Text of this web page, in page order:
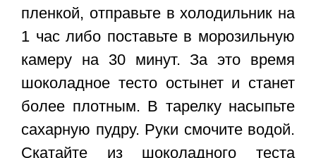
пленкой, отправьте в холодильник на
1 час либо поставьте в морозильную
камеру на 30 минут. За это время
шоколадное тесто остынет и станет
более плотным. В тарелку насыпьте
сахарную пудру. Руки смочите водой.
Скатайте из шоколадного теста